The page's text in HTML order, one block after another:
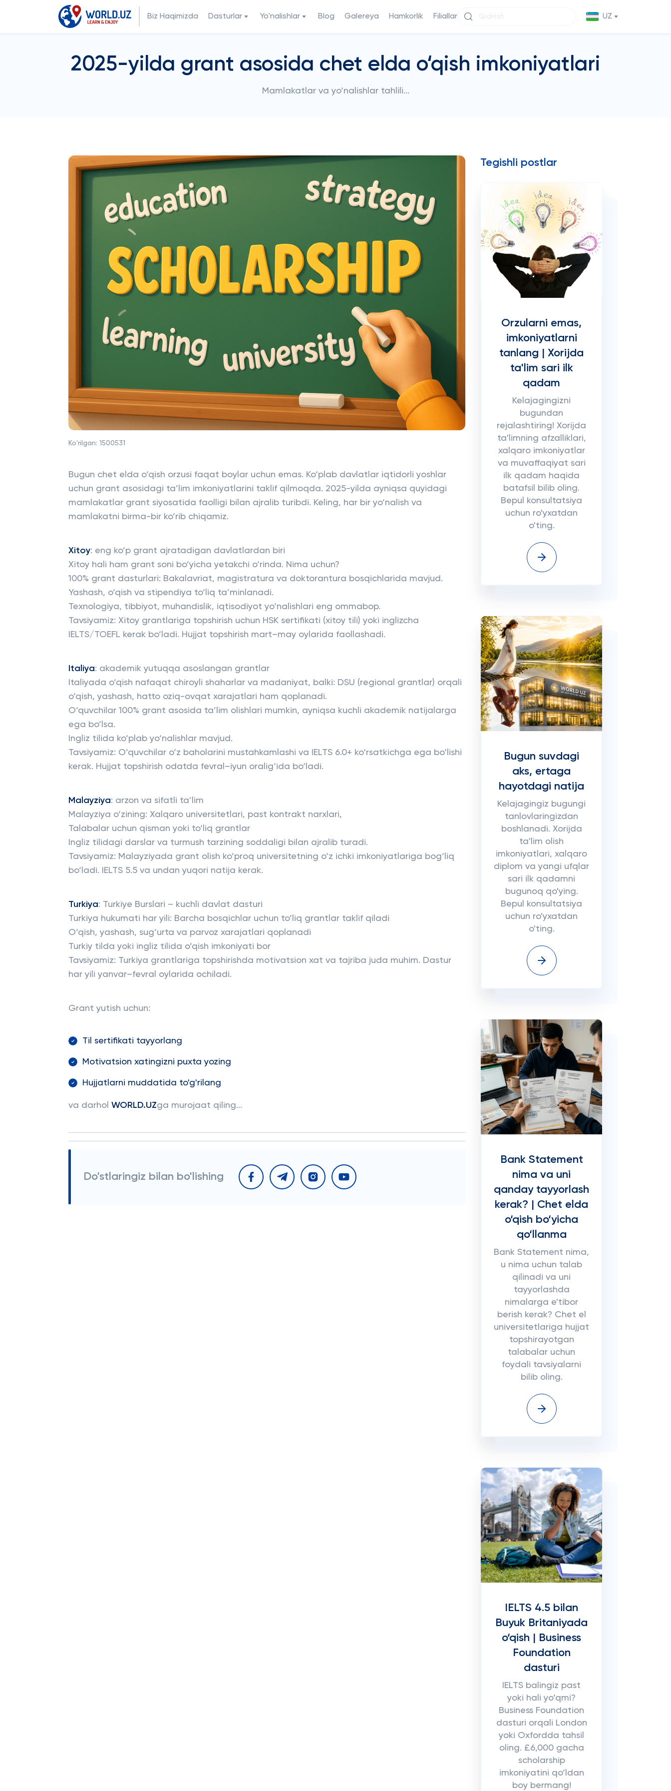
Biz Haqimizda Dasturlar Yo'nalishlar Blog Galereya Hamkorlik Filiallar UZ
2025-yilda grant asosida chet elda o‘qish imkoniyatlari
Mamlakatlar va yo‘nalishlar tahlili...
Ko'rilgan: 1500531
Bugun chet elda o‘qish orzusi faqat boylar uchun emas. Ko‘plab davlatlar iqtidorli yoshlar
uchun grant asosidagi ta’lim imkoniyatlarini taklif qilmoqda. 2025-yilda ayniqsa quyidagi
mamlakatlar grant siyosatida faolligi bilan ajralib turibdi. Keling, har bir yo‘nalish va
mamlakatni birma-bir ko‘rib chiqamiz.
Xitoy: eng ko‘p grant ajratadigan davlatlardan biri
Xitoy hali ham grant soni bo‘yicha yetakchi o‘rinda. Nima uchun?
100% grant dasturlari: Bakalavriat, magistratura va doktorantura bosqichlarida mavjud.
Yashash, o‘qish va stipendiya to‘liq ta’minlanadi.
Texnologiya, tibbiyot, muhandislik, iqtisodiyot yo‘nalishlari eng ommabop.
Tavsiyamiz: Xitoy grantlariga topshirish uchun HSK sertifikati (xitoy tili) yoki inglizcha
IELTS/TOEFL kerak bo‘ladi. Hujjat topshirish mart–may oylarida faollashadi.
Italiya: akademik yutuqqa asoslangan grantlar
Italiyada o‘qish nafaqat chiroyli shaharlar va madaniyat, balki: DSU (regional grantlar) orqali
o‘qish, yashash, hatto oziq-ovqat xarajatlari ham qoplanadi.
O‘quvchilar 100% grant asosida ta’lim olishlari mumkin, ayniqsa kuchli akademik natijalarga
ega bo‘lsa.
Ingliz tilida ko‘plab yo‘nalishlar mavjud.
Tavsiyamiz: O‘quvchilar o‘z baholarini mustahkamlashi va IELTS 6.0+ ko‘rsatkichga ega bo‘lishi
kerak. Hujjat topshirish odatda fevral–iyun oralig‘ida bo‘ladi.
Malayziya: arzon va sifatli ta’lim
Malayziya o‘zining: Xalqaro universitetlari, past kontrakt narxlari,
Talabalar uchun qisman yoki to‘liq grantlar
Ingliz tilidagi darslar va turmush tarzining soddaligi bilan ajralib turadi.
Tavsiyamiz: Malayziyada grant olish ko‘proq universitetning o‘z ichki imkoniyatlariga bog‘liq
bo‘ladi. IELTS 5.5 va undan yuqori natija kerak.
Turkiya: Turkiye Burslari – kuchli davlat dasturi
Turkiya hukumati har yili: Barcha bosqichlar uchun to‘liq grantlar taklif qiladi
O‘qish, yashash, sug‘urta va parvoz xarajatlari qoplanadi
Turkiy tilda yoki ingliz tilida o‘qish imkoniyati bor
Tavsiyamiz: Turkiya grantlariga topshirishda motivatsion xat va tajriba juda muhim. Dastur
har yili yanvar–fevral oylarida ochiladi.
Grant yutish uchun:
Til sertifikati tayyorlang
Motivatsion xatingizni puxta yozing
Hujjatlarni muddatida to'g'rilang
va darhol WORLD.UZga murojaat qiling...
Do'stlaringiz bilan bo'lishing
Tegishli postlar
Orzularni emas,
imkoniyatlarni
tanlang | Xorijda
ta'lim sari ilk
qadam
Kelajagingizni
bugundan
rejalashtiring! Xorijda
ta'limning afzalliklari,
xalqaro imkoniyatlar
va muvaffaqiyat sari
ilk qadam haqida
batafsil bilib oling.
Bepul konsultatsiya
uchun ro'yxatdan
o'ting.
Bugun suvdagi
aks, ertaga
hayotdagi natija
Kelajagingiz bugungi
tanlovlaringizdan
boshlanadi. Xorijda
ta'lim olish
imkoniyatlari, xalqaro
diplom va yangi ufqlar
sari ilk qadamni
bugunoq qo'ying.
Bepul konsultatsiya
uchun ro'yxatdan
o'ting.
Bank Statement
nima va uni
qanday tayyorlash
kerak? | Chet elda
o‘qish bo‘yicha
qo‘llanma
Bank Statement nima,
u nima uchun talab
qilinadi va uni
tayyorlashda
nimalarga e'tibor
berish kerak? Chet el
universitetlariga hujjat
topshirayotgan
talabalar uchun
foydali tavsiyalarni
bilib oling.
IELTS 4.5 bilan
Buyuk Britaniyada
o‘qish | Business
Foundation
dasturi
IELTS balingiz past
yoki hali yo‘qmi?
Business Foundation
dasturi orqali London
yoki Oxfordda tahsil
oling. £6,000 gacha
scholarship
imkoniyatini qo‘ldan
boy bermang!